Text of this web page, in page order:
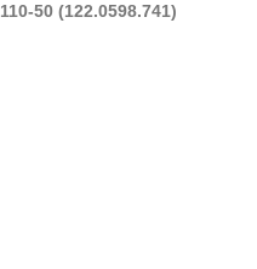
50 (122.0598.741)